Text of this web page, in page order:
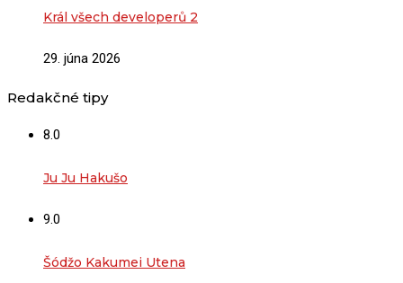
Král všech developerů 2
29. júna 2026
Redakčné tipy
8.0
Ju Ju Hakušo
9.0
Šódžo Kakumei Utena